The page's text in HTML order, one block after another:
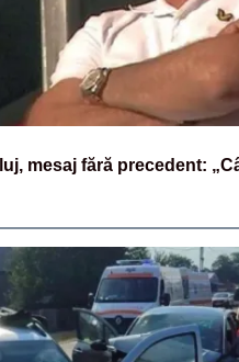
mesaj fără precedent: